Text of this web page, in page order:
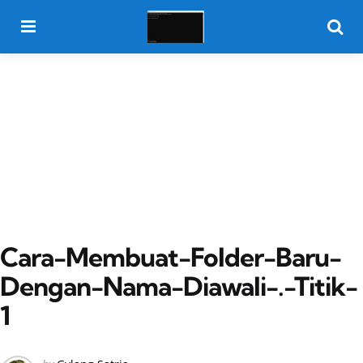
Cara-Membuat-Folder-Baru-
Dengan-Nama-Diawali-.-Titik-
1